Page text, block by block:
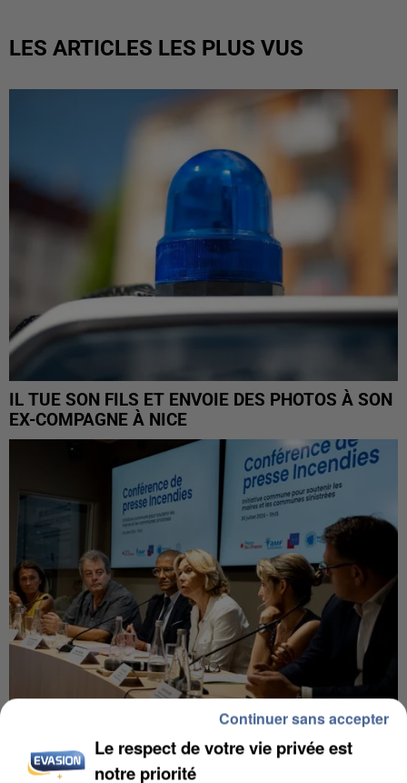
LES ARTICLES LES PLUS VUS
IL TUE SON FILS ET ENVOIE DES PHOTOS À SON
EX-COMPAGNE À NICE
INCENDIES : L’ÎLE-DE-FRANCE LANCE UN ÉLAN
DE SOLIDARITÉ AVEC LES...
Le respect de votre vie privée est
notre priorité
Continuer sans accepter